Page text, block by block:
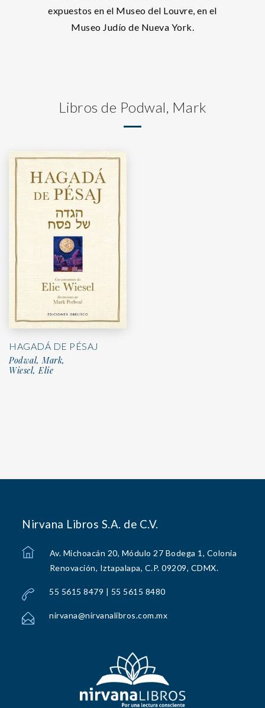
expuestos en el Museo del Louvre, en el
Museo Judío de Nueva York.
Libros de Podwal, Mark
HAGADÁ DE PÉSAJ
Podwal, Mark,
Wiesel, Elie
Nirvana Libros S.A. de C.V.
Av. Michoacán 20, Módulo 27 Bodega 1, Colonia
Renovación, Iztapalapa, C.P. 09209, CDMX.
55 5615 8479 | 55 5615 8480
nirvana@nirvanalibros.com.mx